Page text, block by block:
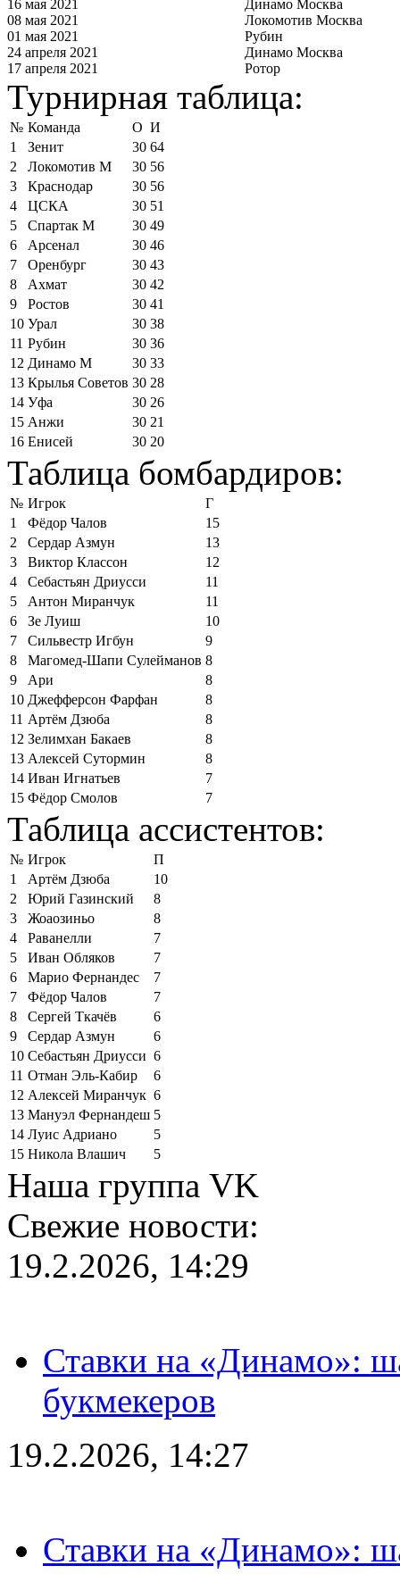
16 мая 2021
Динамо Москва
08 мая 2021
Локомотив Москва
01 мая 2021
Рубин
24 апреля 2021
Динамо Москва
17 апреля 2021
Ротор
Турнирная таблица:
№ Команда О И
1
Зенит 30 64
2
Локомотив М 30 56
3
Краснодар 30 56
4
ЦСКА 30 51
5
Спартак М 30 49
6
Арсенал 30 46
7
Оренбург 30 43
8
Ахмат 30 42
9
Ростов 30 41
10 Урал 30 38
11 Рубин 30 36
12 Динамо М 30 33
13 Крылья Советов 30 28
14 Уфа 30 26
15 Анжи 30 21
16 Енисей 30 20
Таблица бомбардиров:
№ Игрок
Г
1
Фёдор Чалов
15
2
Сердар Азмун
13
3
Виктор Классон
12
4
Себастьян Дриусси
11
5
Антон Миранчук
11
6
Зе Луиш
10
7
Сильвестр Игбун
9
8
Магомед-Шапи Сулейманов 8
9
Ари
8
10 Джефферсон Фарфан
8
11 Артём Дзюба
8
12 Зелимхан Бакаев
8
13 Алексей Сутормин
8
14 Иван Игнатьев
7
15 Фёдор Смолов 7
Таблица ассистентов:
№ Игрок
П
1
Артём Дзюба
10
2
Юрий Газинский
8
3
Жоаозиньо
8
4
Раванелли
7
5
Иван Обляков
7
6
Марио Фернандес
7
7
Фёдор Чалов
7
8
Сергей Ткачёв
6
9
Сердар Азмун
6
10 Себастьян Дриусси 6
11 Отман Эль-Кабир
6
12 Алексей Миранчук 6
13 Мануэл Фернандеш 5
14 Луис Адриано
5
15 Никола Влашич 5
Наша группа VK
Свежие новости:
19.2.2026, 14:29
Ставки на «Динамо»:
букмекеров
19.2.2026, 14:27
Ставки на «Динамо»: